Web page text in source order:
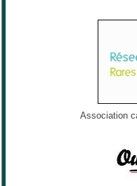
Association